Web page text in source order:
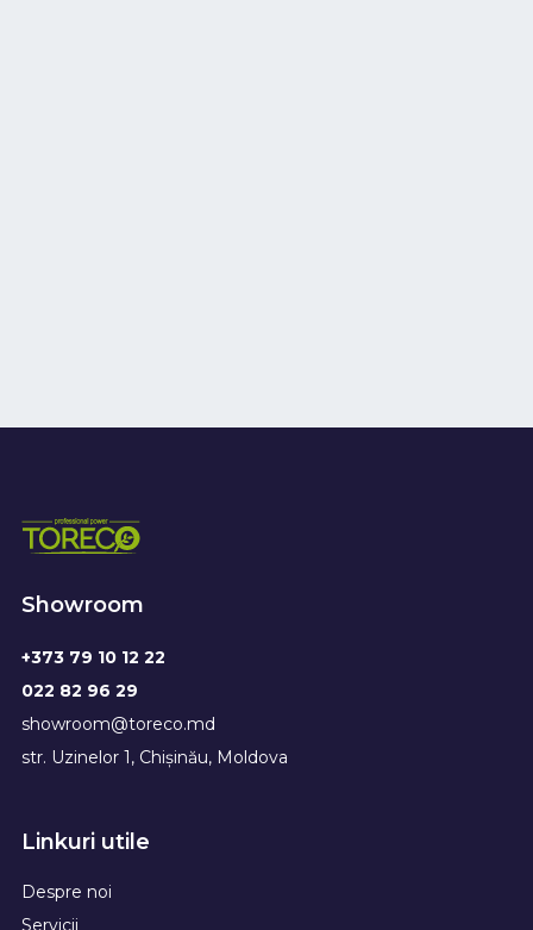
Showroom
+373 79 10 12 22
022 82 96 29
showroom@toreco.md
str. Uzinelor 1, Chișinău, Moldova
Linkuri utile
Despre noi
Servicii